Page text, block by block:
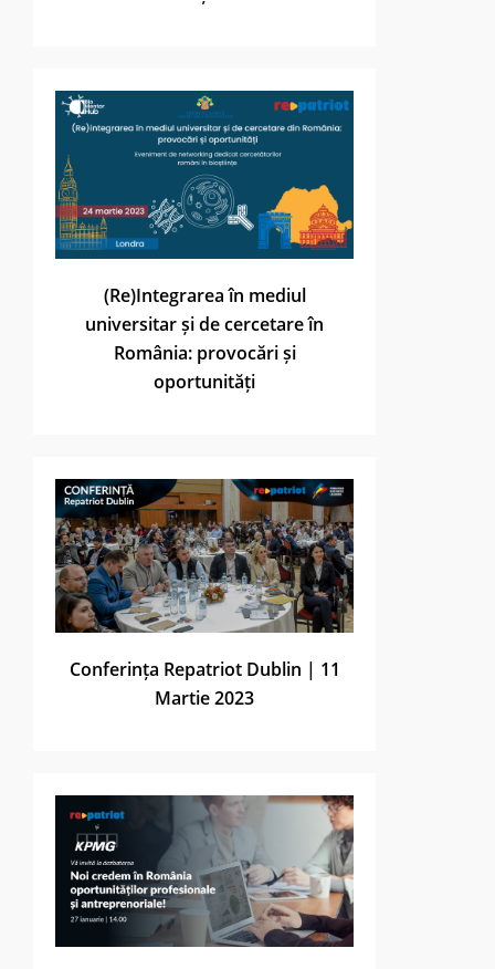
(Re)Integrarea în mediul
universitar și de cercetare în
România: provocări și
oportunități
Conferința Repatriot Dublin | 11
Martie 2023